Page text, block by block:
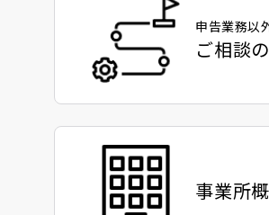
申告業務以
ご相談
事業所